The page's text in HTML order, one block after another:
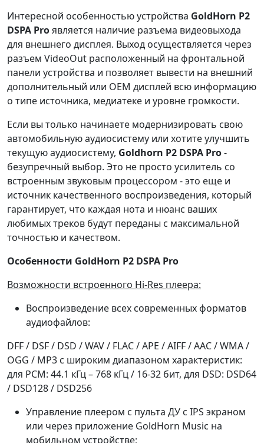
Интересной особенностью устройства GoldHorn P2
DSPA Proявляется наличие разъема видеовыхода
для внешнего дисплея. Выход осуществляется через
разъем VideoOut расположенный на фронтальной
панели устройства и позволяет вывести на внешний
дополнительный или OEM дисплей всю информацию
о типе источника, медиатеке и уровне громкости.
Если вы только начинаете модернизировать свою
автомобильную аудиосистему или хотите улучшить
текущую аудиосистему, Goldhorn P2 DSPA Pro-
безупречный выбор. Это не просто усилитель со
встроенным звуковым процессором - это еще и
источник качественного воспроизведения, который
гарантирует, что каждая нота и нюанс ваших
любимых треков будут переданы с максимальной
точностью и качеством.
Особенности GoldHorn P2 DSPA Pro
Возможности встроенного Hi-Res плеера:
Воспроизведение всех современных форматов
аудиофайлов:
DFF / DSF / DSD / WAV / FLAC / APE / AIFF / AAC / WMA /
OGG / MP3 с широким диапазоном характеристик:
для PCM: 44.1 кГц – 768 кГц / 16-32 бит, для DSD: DSD64
/ DSD128 / DSD256
Управление плеером с пульта ДУ с IPS экраном
или через приложение GoldHorn Music на
мобильном устройстве;